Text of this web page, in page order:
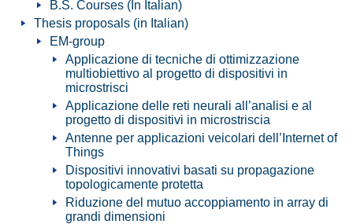
B.S. Courses (In Italian)
Thesis proposals (in Italian)
EM-group
Applicazione di tecniche di ottimizzazione
multiobiettivo al progetto di dispositivi in
microstrisci
Applicazione delle reti neurali all’analisi e al
progetto di dispositivi in microstriscia
Antenne per applicazioni veicolari dell’Internet of
Things
Dispositivi innovativi basati su propagazione
topologicamente protetta
Riduzione del mutuo accoppiamento in array di
grandi dimensioni